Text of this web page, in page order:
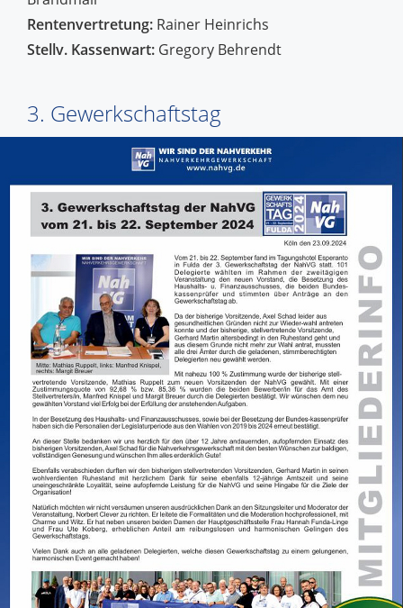
Rentenvertretung: Rainer Heinrichs
Stellv. Kassenwart: Gregory Behrendt
3. Gewerkschaftstag